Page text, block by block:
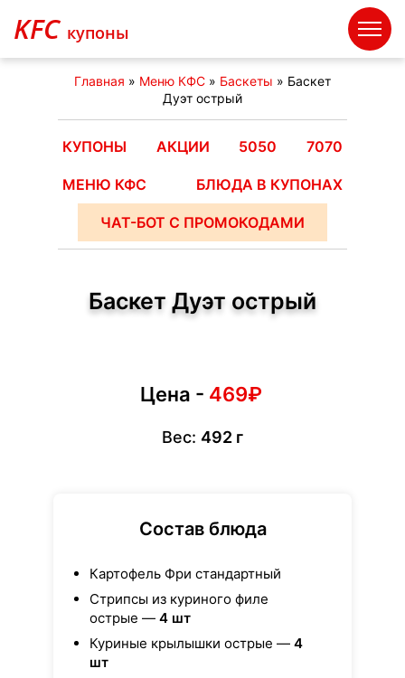
KFC купоны
Главная » Меню КФС » Баскеты » Баскет
Дуэт острый
КУПОНЫ АКЦИИ 5050 7070
МЕНЮ КФС БЛЮДА В КУПОНАХ
ЧАТ-БОТ С ПРОМОКОДАМИ
Баскет Дуэт острый
Цена - 469₽
Вес: 492 г
Состав блюда
Картофель Фри стандартный
Стрипсы из куриного филе
острые — 4 шт
Куриные крылышки острые — 4
шт